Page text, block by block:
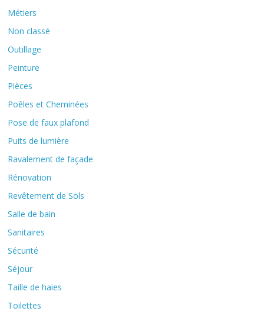
Métiers
Non classé
Outillage
Peinture
Pièces
Poêles et Cheminées
Pose de faux plafond
Puits de lumière
Ravalement de façade
Rénovation
Revêtement de Sols
Salle de bain
Sanitaires
Sécurité
Séjour
Taille de haies
Toilettes